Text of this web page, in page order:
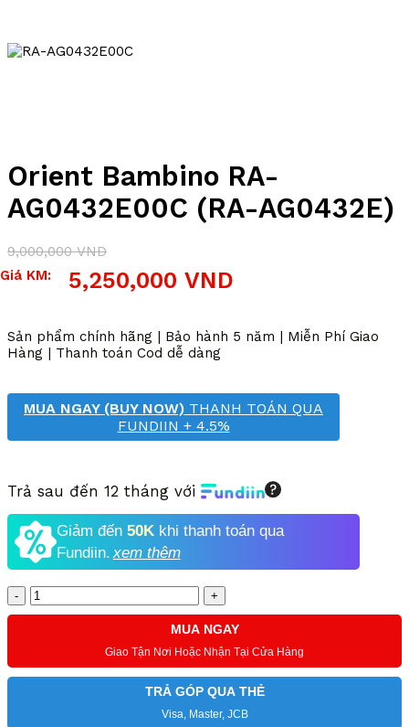
Orient Bambino RA-
AG0432E00C (RA-AG0432E)
9,000,000VND
Giá
5,250,000 VND
Giá
5,250,000 VND.
Giá KM:
Sản phẩm chính hãng | Bảo hành 5 năm | Miễn Phí Giao
Hàng | Thanh toán Cod dễ dàng
MUA NGAY (BUY NOW) THANH TOÁN QUA
FUNDIIN + 4.5%
Trả sau đến 12 tháng với
Giảm đến 50K khi thanh toán qua
Fundiin.xem thêm
Số
lượng
MUA NGAY
Giao Tận Nơi Hoặc Nhận Tại Cửa Hàng
TRẢ GÓP QUA THẺ
Visa, Master, JCB